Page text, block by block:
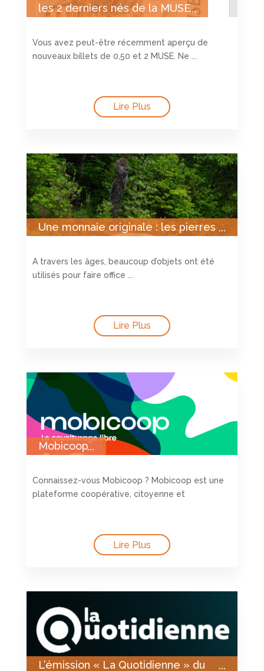
les 2 derniers nés de la MUSE
Vous avez peut-être récemment aperçu de
nouveaux billets de 0,50 et 2 MUSE. Ne ...
Lire Plus
Une monnaie originale : les pierres
de Yap
A travers les âges, beaucoup d’objets ont été
utilisés pour faire office ...
Lire Plus
Mobicoop
Connaissez-vous Mobicoop ? Mobicoop est une
plateforme coopérative, citoyenne et
Lire Plus
L’émission « La Quotidienne » du